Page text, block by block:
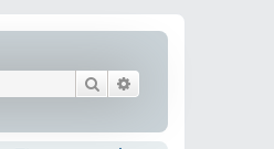
Поиск